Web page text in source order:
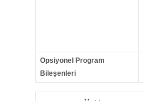
Opsiyonel Program
Bileşenleri